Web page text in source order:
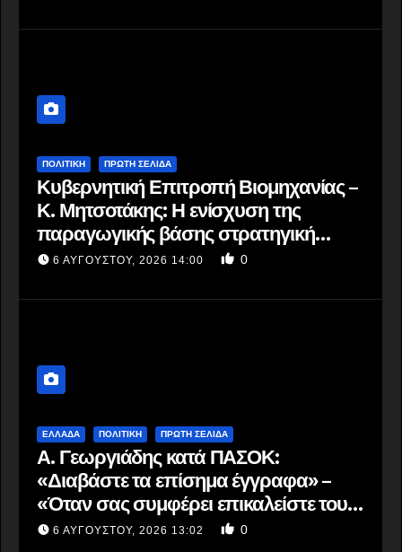
Meridiam»
ΠΟΛΙΤΙΚΗ ΠΡΩΤΗ ΣΕΛΙΔΑ
Κυβερνητική Επιτροπή Βιομηχανίας –
Κ. Μητσοτάκης: Η ενίσχυση της
παραγωγικής βάσης στρατηγική
προτεραιότητα για μία πιο
ανθεκτική ελληνική οικονομία
6 ΑΥΓΟΎΣΤΟΥ, 2026 14:00 0
ΕΛΛΆΔΑ ΠΟΛΙΤΙΚΗ ΠΡΩΤΗ ΣΕΛΙΔΑ
Α. Γεωργιάδης κατά ΠΑΣΟΚ:
«Διαβάστε τα επίσημα έγγραφα» –
«Όταν σας συμφέρει επικαλείστε τους
θεσμούς»
6 ΑΥΓΟΎΣΤΟΥ, 2026 13:02 0